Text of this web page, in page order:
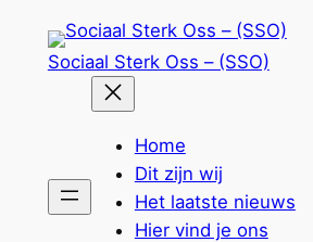
Sociaal Sterk Oss – (SSO)
Home
Dit zijn wij
Het laatste nieuws
Hier vind je ons